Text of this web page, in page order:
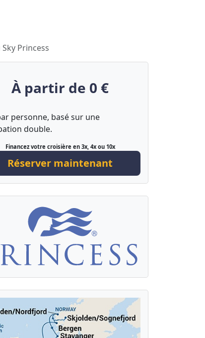
Princess
À partir de 0 €
personne, basé sur une
double.
Financez votre croisière en 3x, 4x ou 10x
Réserver maintenant